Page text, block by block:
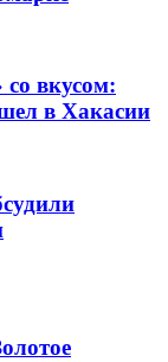
вкусом:
в Хакасии